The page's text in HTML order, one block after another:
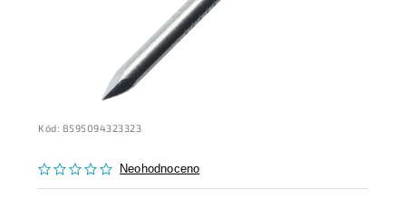
Kód: 8595094323323
Neohodnoceno